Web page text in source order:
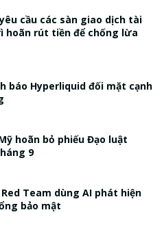
yêu cầu các sàn giao dịch tài
hoãn rút tiền để chống lừa
báo Hyperliquid đối mặt cạnh
hoãn bỏ phiếu Đạo luật
9
Team dùng AI phát hiện
bảo mật